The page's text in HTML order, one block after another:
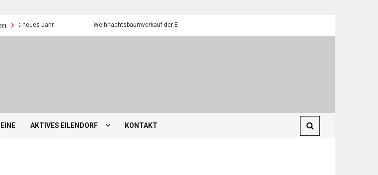
neues Jahr Weihnachtsbaumverkauf der Eilendorfer Pfadfinder
AKTIVES EILENDORF KONTAKT